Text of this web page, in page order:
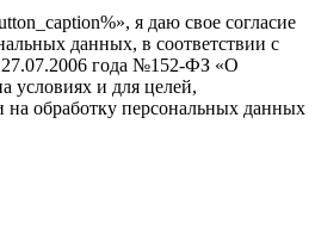
я даю свое согласие
данных, в соответствии с
года №152-ФЗ «О
условиях и для целей,
на обработку персональных данных